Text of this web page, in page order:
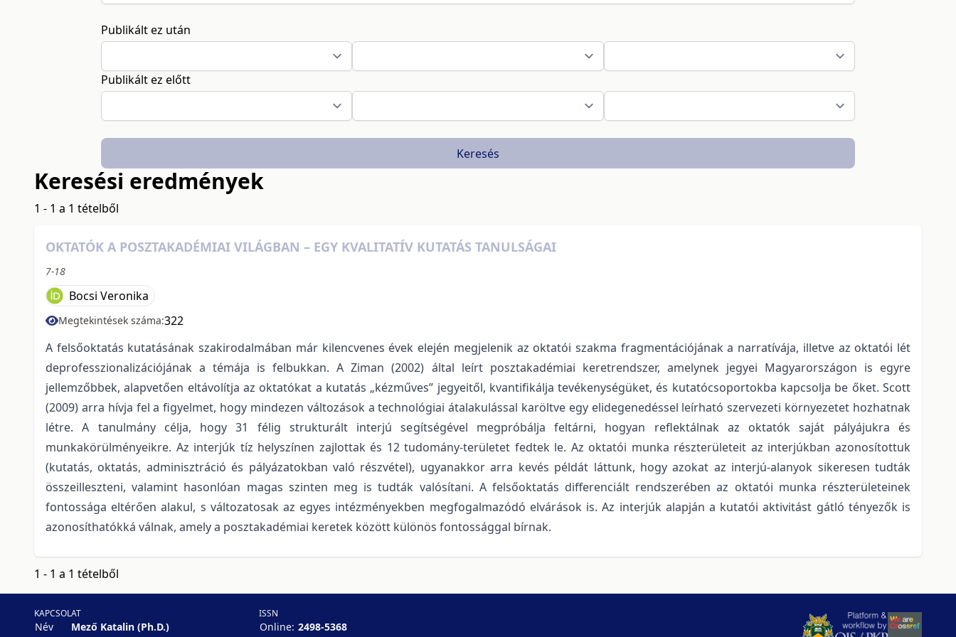
Publikált ez után
Publikált ez előtt
Keresés
Keresési eredmények
1 - 1 a 1 tételből
OKTATÓK A POSZTAKADÉMIAI VILÁGBAN – EGY KVALITATÍV KUTATÁS TANULSÁGAI
7-18
Bocsi Veronika
Megtekintések száma:322
A felsőoktatás kutatásának szakirodalmában már kilencvenes évek elején megjelenik az oktatói szakma fragmentációjának a narratívája, illetve az oktatói lét
deprofesszionalizációjának a témája is felbukkan. A Ziman (2002) által leírt posztakadémiai keretrendszer, amelynek jegyei Magyarországon is egyre
jellemzőbbek, alapvetően eltávolítja az oktatókat a kutatás „kézműves” jegyeitől, kvantifikálja tevékenységüket, és kutatócsoportokba kapcsolja be őket. Scott
(2009) arra hívja fel a figyelmet, hogy mindezen változások a technológiai átalakulással karöltve egy elidegenedéssel leírható szervezeti környezetet hozhatnak
létre. A tanulmány célja, hogy 31 félig strukturált interjú segítségével megpróbálja feltárni, hogyan reflektálnak az oktatók saját pályájukra és
munkakörülményeikre. Az interjúk tíz helyszínen zajlottak és 12 tudomány-területet fedtek le. Az oktatói munka részterületeit az interjúkban azonosítottuk
(kutatás, oktatás, adminisztráció és pályázatokban való részvétel), ugyanakkor arra kevés példát láttunk, hogy azokat az interjú-alanyok sikeresen tudták
összeilleszteni, valamint hasonlóan magas szinten meg is tudták valósítani. A felsőoktatás differenciált rendszerében az oktatói munka részterületeinek
fontossága eltérően alakul, s változatosak az egyes intézményekben megfogalmazódó elvárások is. Az interjúk alapján a kutatói aktivitást gátló tényezők is
azonosíthatókká válnak, amely a posztakadémiai keretek között különös fontossággal bírnak.
1 - 1 a 1 tételből
KAPCSOLAT
Név
Mező Katalin (Ph.D.)
ISSN
Online: 2498-5368